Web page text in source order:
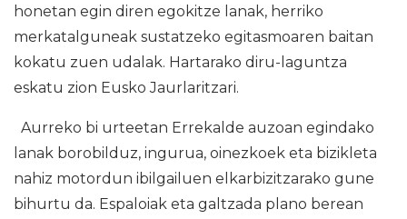
honetan egin diren egokitze lanak, herriko
merkatalguneak sustatzeko egitasmoaren baitan
kokatu zuen udalak. Hartarako diru-laguntza
eskatu zion Eusko Jaurlaritzari.
Aurreko bi urteetan Errekalde auzoan egindako
lanak borobilduz, ingurua, oinezkoek eta bizikleta
nahiz motordun ibilgailuen elkarbizitzarako gune
bihurtu da. Espaloiak eta galtzada plano berean